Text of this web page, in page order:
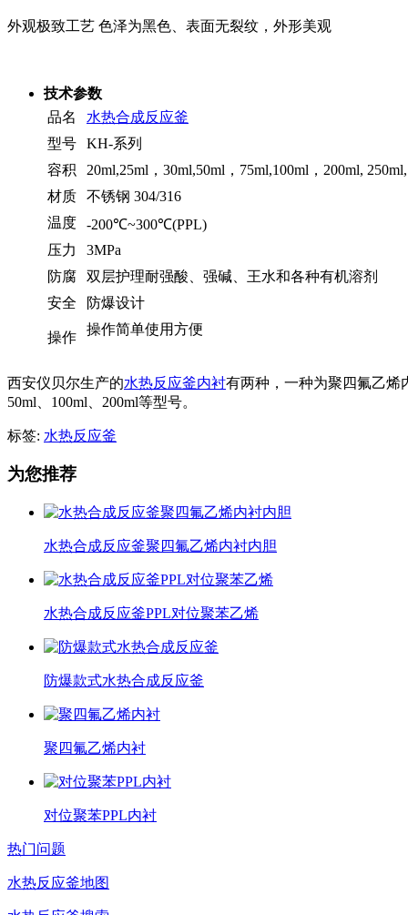
外观极致工艺 色泽为黑色、表面无裂纹，外形美观
技术参数
品名
水热合成反应釜
型号
KH-系列
容积
20ml,25ml，30ml,50ml，75ml,100ml，200ml,
材质
不锈钢 304/316
温度
-200℃~300℃(PPL)
压力
3MPa
防腐
双层护理耐强酸、强碱、王水和各种有机溶剂
安全
防爆设计
操作
操作简单使用方便
西安仪贝尔生产的水热反应釜内衬有两种，一种为聚四氟乙烯
50ml、100ml、200ml等型号。
标签: 水热反应釜
为您推荐
水热合成反应釜聚四氟乙烯内衬内胆
水热合成反应釜PPL对位聚苯乙烯
防爆款式水热合成反应釜
聚四氟乙烯内衬
对位聚苯PPL内衬
热门问题
水热反应釜地图